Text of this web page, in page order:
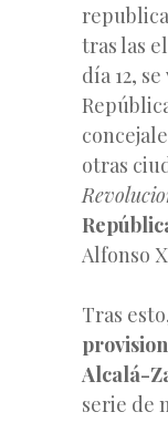
tras las
día 12,
otras
Alfonso
Tras
Alcalá-
serie de